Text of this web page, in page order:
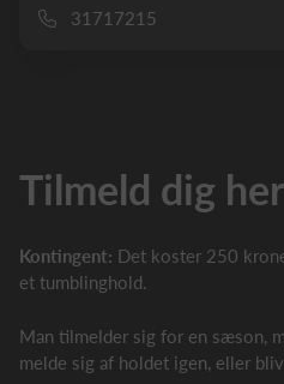
31717215
Tilmeld dig her
Kontingent: Det koster 250
et tumblinghold.
Man tilmelder sig for en sæson,
melde sig af holdet igen, eller